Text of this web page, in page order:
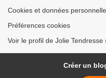
Cookies et données
Préférences cookies
Voir le profil de Jolie
Créer un